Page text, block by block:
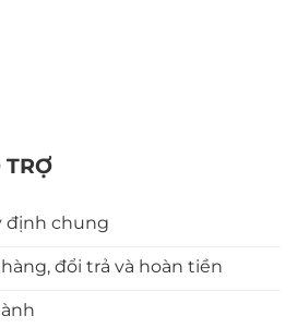
TRỢ
định chung
đổi trả và hoàn tiền